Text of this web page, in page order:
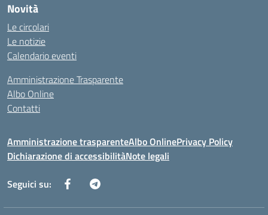
Novità
Le circolari
Le notizie
Calendario eventi
Amministrazione Trasparente
Albo Online
Contatti
Amministrazione trasparenteAlbo OnlinePrivacy Policy
Dichiarazione di accessibilitàNote legali
Seguici su: